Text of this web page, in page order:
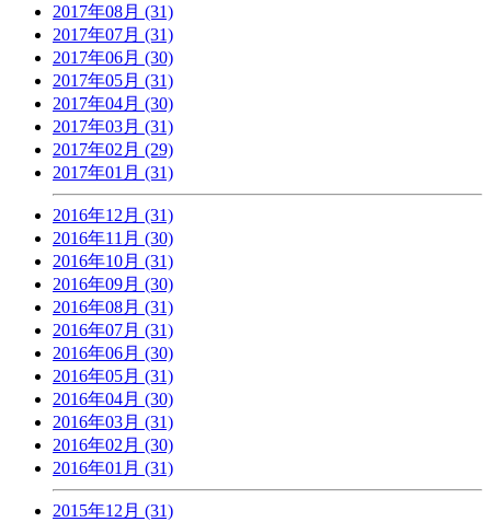
2017年08月 (31)
2017年07月 (31)
2017年06月 (30)
2017年05月 (31)
2017年04月 (30)
2017年03月 (31)
2017年02月 (29)
2017年01月 (31)
2016年12月 (31)
2016年11月 (30)
2016年10月 (31)
2016年09月 (30)
2016年08月 (31)
2016年07月 (31)
2016年06月 (30)
2016年05月 (31)
2016年04月 (30)
2016年03月 (31)
2016年02月 (30)
2016年01月 (31)
2015年12月 (31)